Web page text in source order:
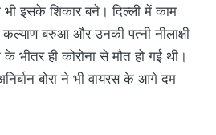
भी इसके शिकार बने। दिल्ली में काम
बरुआ और उनकी पत्नी नीलाक्षी
भीतर ही कोरोना से मौत हो गई थी।
बोरा ने भी वायरस के आगे दम